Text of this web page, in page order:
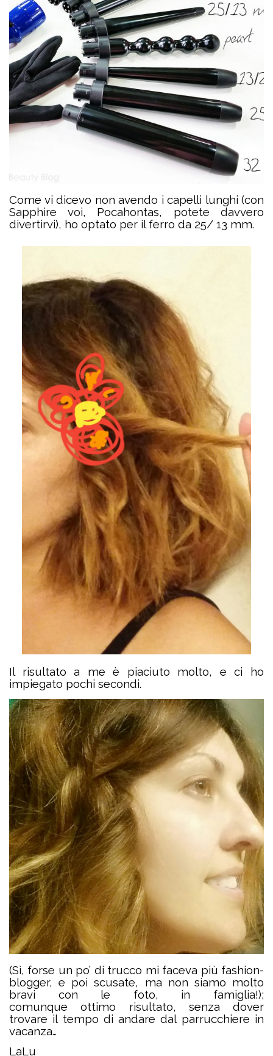
Come vi dicevo non avendo i capelli lunghi (con
Sapphire voi, Pocahontas, potete davvero
divertirvi), ho optato per il ferro da 25/ 13 mm.
Il risultato a me è piaciuto molto, e ci ho
impiegato pochi secondi.
(Sì, forse un po’ di trucco mi faceva più fashion-
blogger, e poi scusate, ma non siamo molto
bravi con le foto, in famiglia!);
comunque ottimo risultato, senza dover
trovare il tempo di andare dal parrucchiere in
vacanza…
LaLu